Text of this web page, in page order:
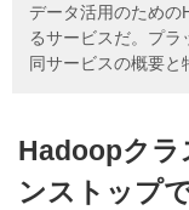
データ活用のための
るサービスだ。プラ
同サービスの概要と
Hadoopクラ
ンストップ